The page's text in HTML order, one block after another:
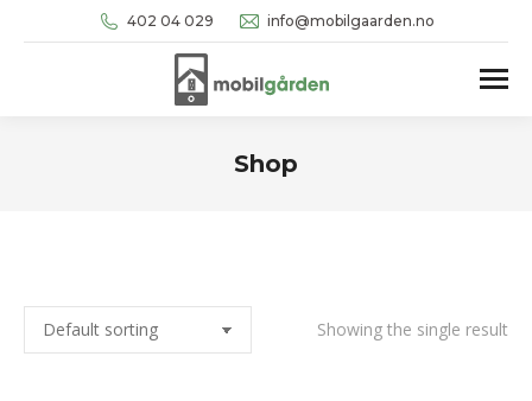
402 04 029 info@mobilgaarden.no
Shop
Showing the single result